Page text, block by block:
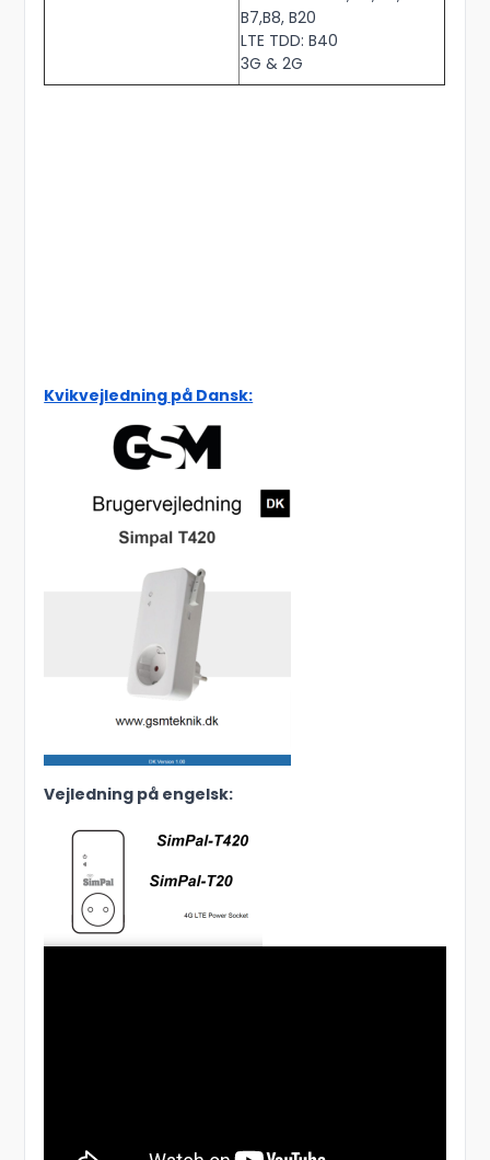
B7,B8, B20
LTE TDD: B40
3G & 2G
Kvikvejledning på Dansk:
Vejledning på engelsk: